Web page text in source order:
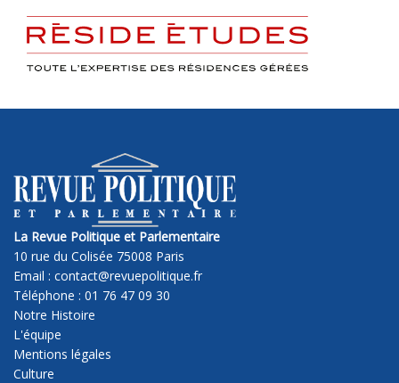
La Revue Politique et Parlementaire
10 rue du Colisée 75008 Paris
Email : contact@revuepolitique.fr
Téléphone : 01 76 47 09 30
Notre Histoire
L'équipe
Mentions légales
Culture